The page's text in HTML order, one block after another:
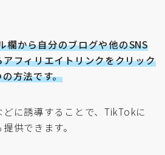
から自分のブログや他のSNS
フィリエイトリンクをクリック
方法です。
に誘導することで、TikTokに
供できます。